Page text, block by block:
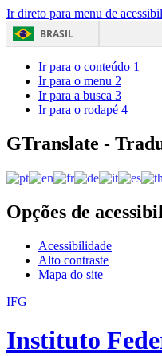
Ir direto para menu de
BRASIL
Ir para o conteúdo 1
Ir para o menu 2
Ir para a busca 3
Ir para o rodapé 4
GTranslate -
Opções de
Acessibilidade
Alto contraste
Mapa do site
IFG
Instituto